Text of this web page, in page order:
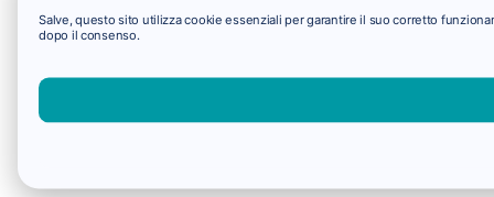
Salve, questo sito utilizza cookie essenziali per garantire il suo corretto
dopo il consenso.